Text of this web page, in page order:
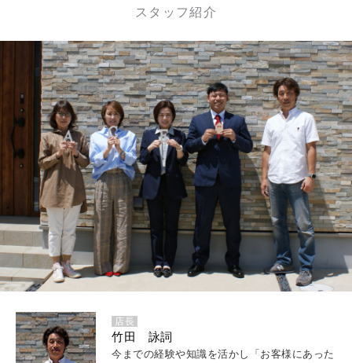
スタッフ紹介
店長
竹田 詠詞
今までの経験や知識を活かし「お客様にあった